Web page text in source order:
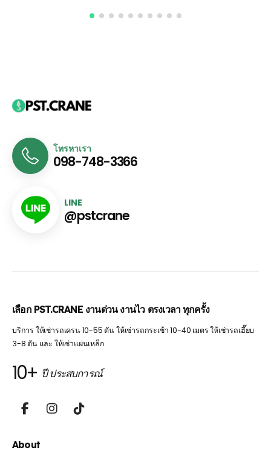
โทรหาเรา
098-748-3366
LINE
@pstcrane
เลือก PST.CRANE งานด่วน งานไว ตรงเวลา ทุกครั้ง
บริการ ให้เช่ารถเครน 10-55 ตัน ให้เช่ารถกระเช้า 10-40 เมตร ให้เช่ารถเฮี๊ยบ
3-8 ตัน และ ให้เช่าแผ่นเหล็ก
10+ ปี ประสบการณ์
About